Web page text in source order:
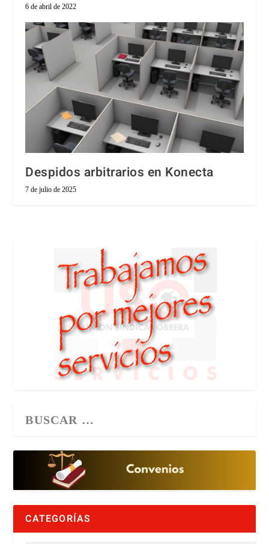
6 de abril de 2022
Despidos arbitrarios en Konecta
7 de julio de 2025
CATEGORÍAS